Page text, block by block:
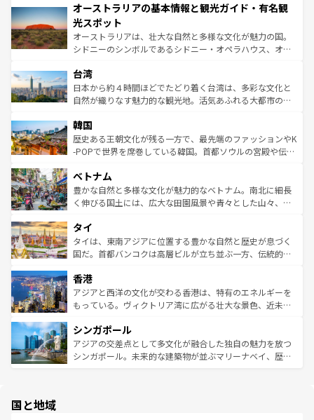
部のニューオーリンズでは、音楽と美食が融合した独特の
文化が魅力。旅行者はアメリカの各地域で異なる魅力を楽
しみながら、その多様性と豊かな歴史を感じることができ
るだろう。車でのロードトリップや列車の旅も、アメリカ
情報は
ワイ島は見逃せない。また、定番の観光地といえばオアフ
島だが、静かな自然を求めるならマウイ島やカウアイ島が
おすすめ。エメラルドグリーンに輝く海をはじめ、豊かな
文化や歴史が息づいている。「アロハスピリット」と呼ば
人々、おいしいローカルフードやハワイアンミュージッ
ク、伝統的なフラダンスなど、すべてがハワイの魅力を彩
っている。訪れるたびに新しい発見と感動が待っているハ
はコンテンツ一覧
オーストラリアの基本情報と観光ガイド・有名観
光スポット
オーストラリアは、壮大な自然と多様な文化が魅力の国。
シドニーのシンボルであるシドニー・オペラハウス、オー
リアリーフや大陸中央部にそびえるウルル（エアーズロッ
ク）、タスマニアの美しい原生林やケアンズの熱帯雨林な
ど、見どころがたくさん。また、カフェやワイン、オージ
いる。アクティビティも充実しており、サーフィンやダイ
ビング、ハイキングなど、アウトドア好きにはたまらな
い。オーストラリアの多彩な魅力を存分に味わいつくそ
参照してほしい。
台湾
日本から約４時間ほどでたどり着く台湾は、多彩な文化と
自然が織りなす魅力的な観光地。活気あふれる大都市の台
ン）、静ひつな山岳地帯である台湾東部など、都市の喧騒
と山間の静けさが共存しており、訪れる人に新しい発見と
驚きをもたらしてくれる。また、奥深い台湾の食文化も魅
容にもいいと評判のスイーツなど、バラエティ豊かな料理
が味わえる。 なお、新着の台湾情報は コンテンツ一覧を参
照してほしい。
韓国
歴史ある王朝文化が残る一方で、最先端のファッションやK
-POPで世界を席巻している韓国。首都ソウルの宮殿や伝統
き、地方に足を延ばせば四季折々の自然美を楽しむことが
できる。そして、キムチや焼肉、絶品のストリートフード
まで、さまざまな韓国料理が待っている。夜には、韓国な
リティに包まれながら、韓国の多彩な魅力を心ゆくまで味
わってみてほしい。 なお、新着の韓国情報はコンテンツ一
覧を参照してほしい。
ベトナム
豊かな自然と多様な文化が魅力的なベトナム。南北に細長
く伸びる国土には、広大な田園風景や青々とした山々、世
急速な発展と共に伝統が息づく。ハノイの古い町並みやホ
ーチミン市のフランス統治時代の建物も、独特の雰囲気を
醸し出している。また、バラエティの豊かさとおいしさで
とつ。フォーやバインミー、ベトナムコーヒーなどは、ぜ
ひ現地で味わいたい。どの地域を訪れてもあたたかい人々
が旅行者を迎えてくれるので、きっと忘れられない旅にな
参照してほしい。
タイ
タイは、東南アジアに位置する豊かな自然と歴史が息づく
国だ。首都バンコクは高層ビルが立ち並ぶ一方、伝統的な
の活気が交差している。北部ではチェンマイなどの山岳地
帯で自然と触れ合い、南部ではプーケットやクラビの美し
いビーチでリゾート気分を楽しむことができる。タイ料理
激する。気候は一年中温暖で、どの季節にも異なる楽しみ
が待っている。親しみやすいタイの人々、仏教を中心とし
た文化、そして多様な観光資源が、訪れる旅人を魅了し続
香港
アジアと西洋の文化が交わる香港は、特有のエネルギーを
もっている。ヴィクトリア湾に広がる壮大な景色、近未来
み、どこを訪れても感動するはず。観光スポットが密集し
ており、効率よく見どころを回れるのも魅力。息をのむよ
うな絶景から文化的な体験まで、香港を存分に楽しみ尽く
シンガポール
アジアの交差点として多文化が融合した独自の魅力を放つ
シンガポール。未来的な建築物が並ぶマリーナベイ、歴史
国と地域